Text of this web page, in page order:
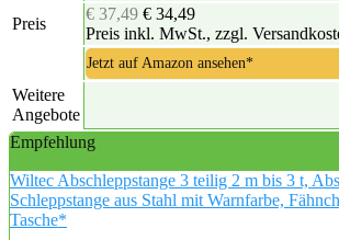
Preis
€ 37,49 € 34,49
Preis inkl. MwSt., zzgl.
Jetzt auf Amazon ansehen*
Weitere
Angebote
Empfehlung
Wiltec Abschleppstange 3 teilig 2 m bis 3 t,
Schleppstange aus Stahl mit Warnfarbe,
Tasche*